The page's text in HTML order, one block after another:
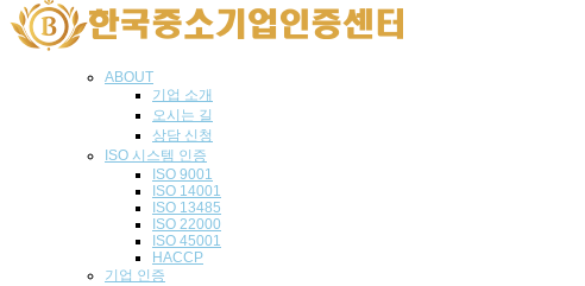
ABOUT
기업 소개
오시는 길
상담 신청
ISO 시스템 인 증
ISO 9001
ISO 14001
ISO 13485
ISO 22000
ISO 45001
HACCP
기업 인증